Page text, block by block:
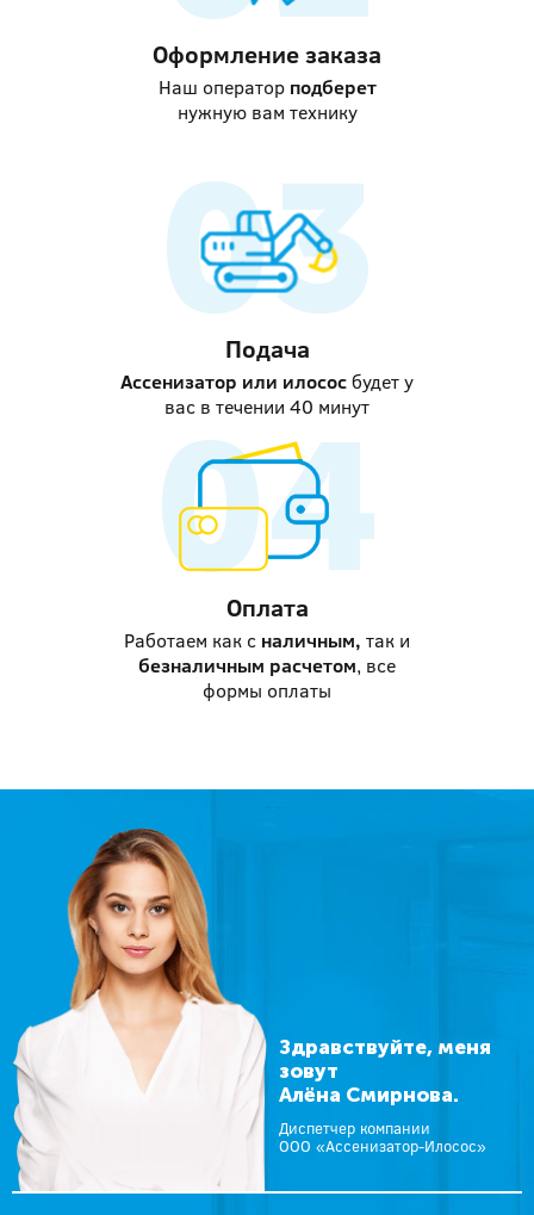
Оформление заказа
Наш оператор подберет
нужную вам технику
Подача
Ассенизатор или илососбудет у
вас в течении 40 минут
Оплата
Работаем как с наличным, так и
безналичным расчетом, все
формы оплаты
Здравствуйте, меня
зовут
Алёна Смирнова.
Диспетчер компании
ООО «Ассенизатор-Илосос»